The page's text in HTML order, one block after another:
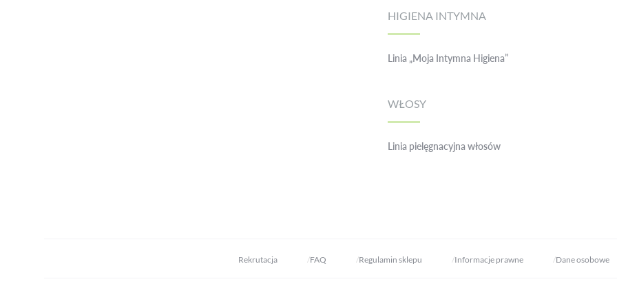
HIGIENA INTYMNA
Linia „Moja Intymna Higiena”
WŁOSY
Linia pielęgnacyjna włosów
Rekrutacja FAQ Regulamin sklepu Informacje prawne Dane osobowe